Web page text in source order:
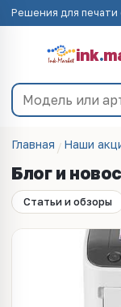
Решения для печати
ink.
Главная Наши
Блог и
Статьи и обзоры